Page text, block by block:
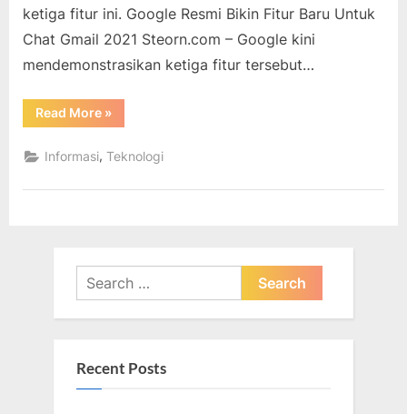
ketiga fitur ini. Google Resmi Bikin Fitur Baru Untuk
Chat Gmail 2021 Steorn.com – Google kini
mendemonstrasikan ketiga fitur tersebut…
Read More“Google
Resmi
Fitur
Baru
Chat
»
Informasi,Teknologi
Search
for:
Recent Posts